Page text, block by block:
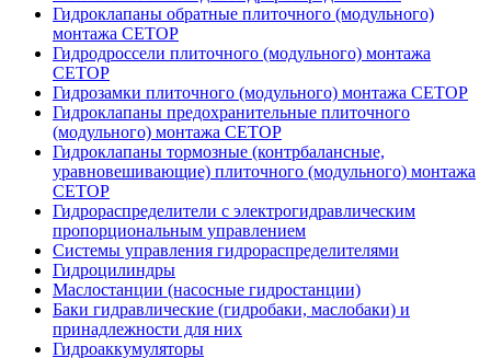
Гидроклапаны обратные плиточного (модульного)
монтажа CETOP
Гидродроссели плиточного (модульного) монтажа
CETOP
Гидрозамки плиточного (модульного) монтажа CETOP
Гидроклапаны предохранительные плиточного
(модульного) монтажа CETOP
Гидроклапаны тормозные (контрбалансные,
уравновешивающие) плиточного (модульного) монтажа
CETOP
Гидрораспределители с электрогидравлическим
пропорциональным управлением
Системы управления гидрораспределителями
Гидроцилиндры
Маслостанции (насосные гидростанции)
Баки гидравлические (гидробаки, маслобаки) и
принадлежности для них
Гидроаккумуляторы